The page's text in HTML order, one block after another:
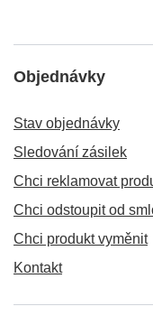
Objednávky
Stav objednávky
Sledování zásilek
Chci reklamovat
Chci odstoupit od
Chci produkt vyměnit
Kontakt